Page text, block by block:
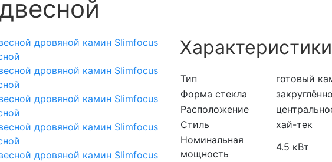
Тип
готовый
Форма стекла
Расположение
Стиль
хай-тек
Номинальная
мощность
4.5 кВт